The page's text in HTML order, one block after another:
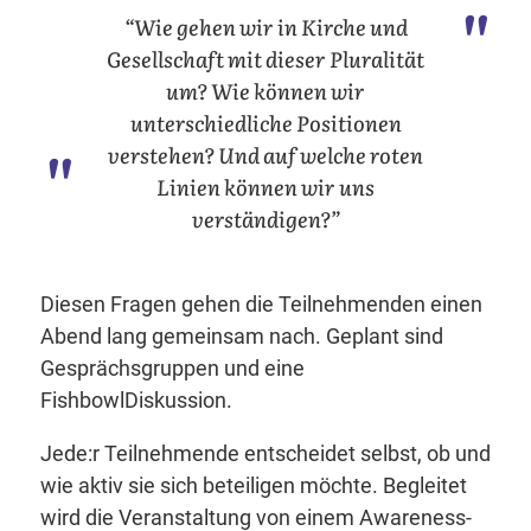
“Wie gehen wir in Kirche und
Gesellschaft mit dieser Pluralität
um? Wie können wir
unterschiedliche Positionen
verstehen? Und auf welche roten
Linien können wir uns
verständigen?”
Diesen Fragen gehen die Teilnehmenden einen
Abend lang gemeinsam nach. Geplant sind
Gesprächsgruppen und eine
FishbowlDiskussion.
Jede:r Teilnehmende entscheidet selbst, ob und
wie aktiv sie sich beteiligen möchte. Begleitet
wird die Veranstaltung von einem Awareness-